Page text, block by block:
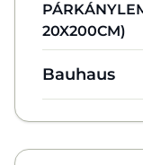
20X200CM)
Bauhaus